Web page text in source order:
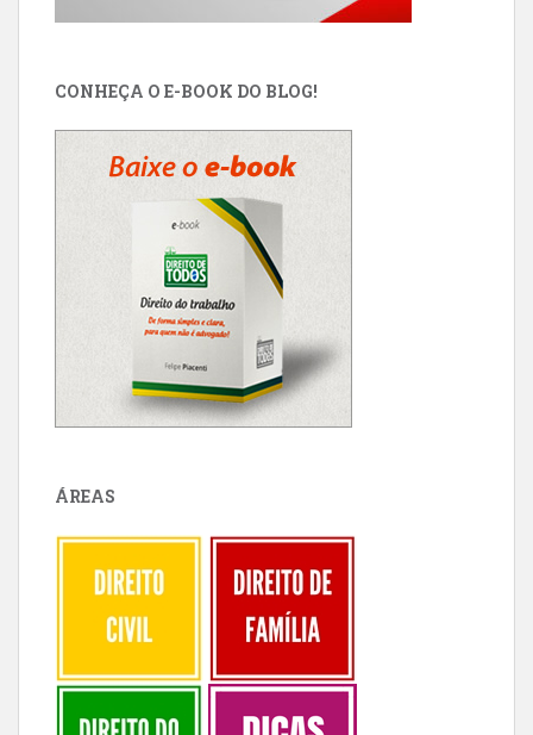
CONHEÇA O E-BOOK DO BLOG!
ÁREAS